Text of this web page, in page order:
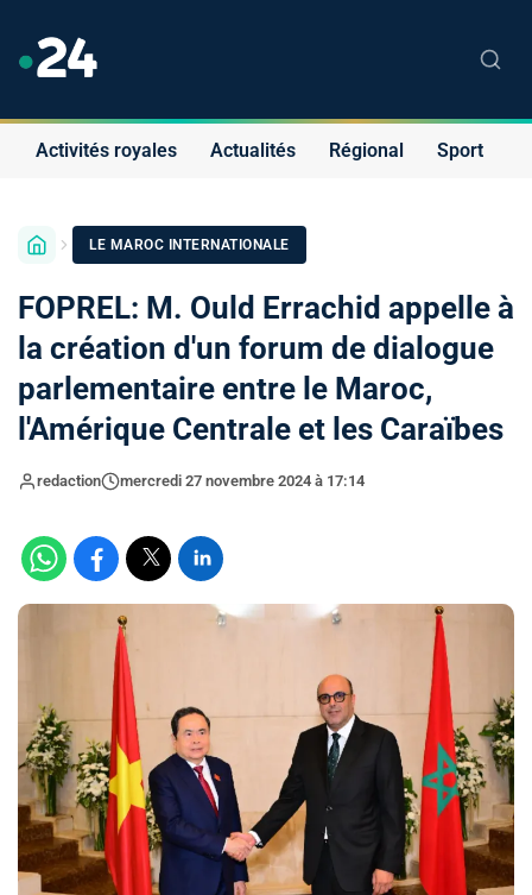
Activités royales Actualités Régional Sport
LE MAROC INTERNATIONALE
FOPREL: M. Ould Errachid appelle à
la création d'un forum de dialogue
parlementaire entre le Maroc,
l'Amérique Centrale et les Caraïbes
redaction mercredi 27 novembre 2024 à 17:14